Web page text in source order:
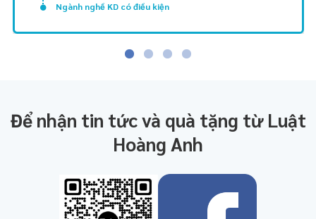
Ngành nghề KD có điều kiện
Để nhận tin tức và quà tặng từ Luật
Hoàng Anh